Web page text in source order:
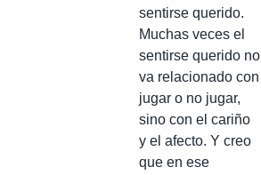
sentirse querido.
Muchas veces el
sentirse querido no
va relacionado con
jugar o no jugar,
sino con el cariño
y el afecto. Y creo
que en ese